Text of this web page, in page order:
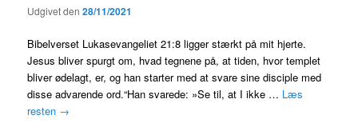
Udgivet den28/11/2021
Bibelverset Lukasevangeliet 21:8 ligger stærkt på mit hjerte.
Jesus bliver spurgt om, hvad tegnene på, at tiden, hvor templet
bliver ødelagt, er, og han starter med at svare sine disciple med
disse advarende ord.“Han svarede: »Se til, at I ikke … Læs
resten →